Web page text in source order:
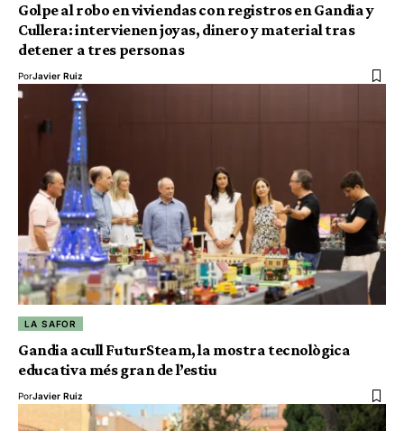
Golpe al robo en viviendas con registros en Gandia y
Cullera: intervienen joyas, dinero y material tras
detener a tres personas
PorJavier Ruiz
LA SAFOR
Gandia acull FuturSteam, la mostra tecnològica
educativa més gran de l’estiu
PorJavier Ruiz